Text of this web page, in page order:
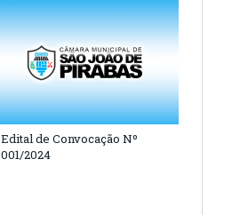
Edital de Convocação Nº
001/2024